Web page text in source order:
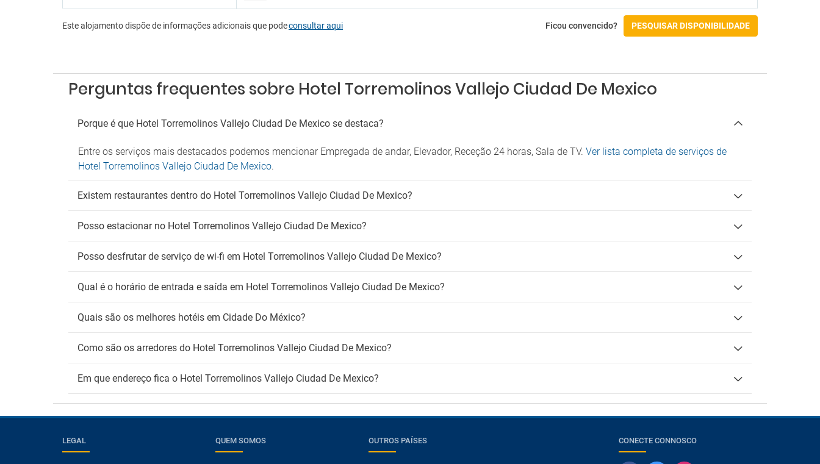
Este alojamento dispõe de informações adicionais que podeconsultar aqui Ficou convencido? PESQUISAR DISPONIBILIDADE
Perguntas frequentes sobre Hotel Torremolinos Vallejo Ciudad De Mexico
Porque é que Hotel Torremolinos Vallejo Ciudad De Mexico se destaca?
Entre os serviços mais destacados podemos mencionar Empregada de andar, Elevador, Receção 24 horas, Sala de TV. Ver lista completa de serviços de
Hotel Torremolinos Vallejo Ciudad De Mexico.
Existem restaurantes dentro do Hotel Torremolinos Vallejo Ciudad De Mexico?
Posso estacionar no Hotel Torremolinos Vallejo Ciudad De Mexico?
Posso desfrutar de serviço de wi-fi em Hotel Torremolinos Vallejo Ciudad De Mexico?
Qual é o horário de entrada e saída em Hotel Torremolinos Vallejo Ciudad De Mexico?
Quais são os melhores hotéis em Cidade Do México?
Como são os arredores do Hotel Torremolinos Vallejo Ciudad De Mexico?
Em que endereço fica o Hotel Torremolinos Vallejo Ciudad De Mexico?
LEGAL QUEM SOMOS OUTROS PAÍSES CONECTE CONNOSCO